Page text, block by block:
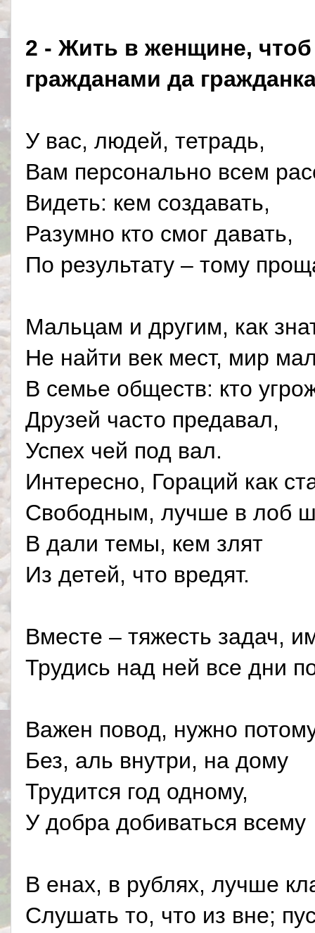
2 - Жить в женщине,
гражданами да
У вас, людей, тетрадь,
Вам персонально всем
Видеть: кем создавать,
Разумно кто смог давать,
По результату – тому
Мальцам и другим, как
Не найти век мест, мир
В семье обществ: кто
Друзей часто предавал,
Успех чей под вал.
Интересно, Гораций как
Свободным, лучше в лоб
В дали темы, кем злят
Из детей, что вредят.
Вместе – тяжесть задач,
Трудись над ней все дни
Важен повод, нужно
Без, аль внутри, на дому
Трудится год одному,
У добра добиваться всему
В енах, в рублях, лучше
Слушать то, что из вне;